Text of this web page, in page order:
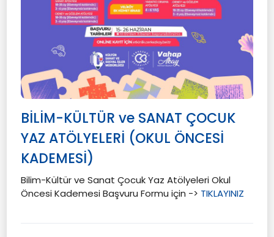
BİLİM-KÜLTÜR ve SANAT ÇOCUK
YAZ ATÖLYELERİ (OKUL ÖNCESİ
KADEMESİ)
Bilim-Kültür ve Sanat Çocuk Yaz Atölyeleri Okul
Öncesi Kademesi Başvuru Formu için -> TIKLAYINIZ